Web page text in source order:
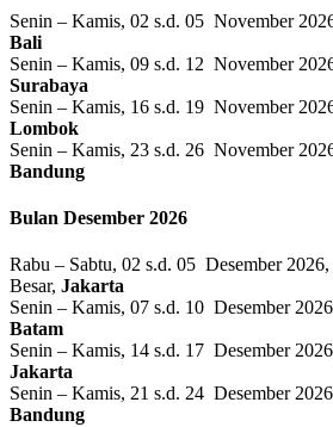
Senin – Kamis, 02 s.d. 05 November
Bali
Senin – Kamis, 09 s.d. 12 November
Surabaya
Senin – Kamis, 16 s.d. 19 November
Lombok
Senin – Kamis, 23 s.d. 26 November
Bandung
Bulan Desember 2026
Rabu – Sabtu, 02 s.d. 05 Desember
Besar, Jakarta
Senin – Kamis, 07 s.d. 10 Desember
Batam
Senin – Kamis, 14 s.d. 17 Desember
Jakarta
Senin – Kamis, 21 s.d. 24 Desember
Bandung